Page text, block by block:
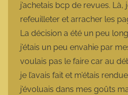
j’achetais bcp de revues. Là,
refeuilleter et arracher les
La décision a été un peu
j’étais un peu envahie par
voulais pas le faire car au
je l’avais fait et m’étais
j’évoluais dans mes goûts